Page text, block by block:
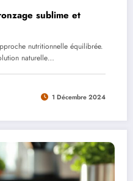
sublime et
nutritionnelle équilibrée.
naturelle…
1 Décembre 2024